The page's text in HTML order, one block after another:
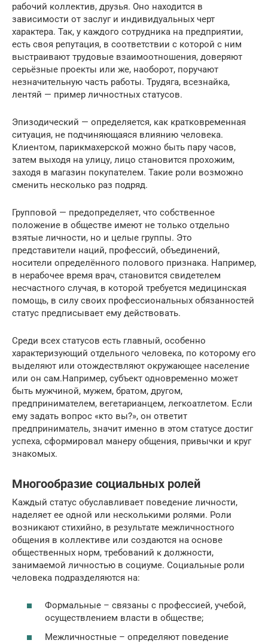
рабочий коллектив, друзья. Оно находится в
зависимости от заслуг и индивидуальных черт
характера. Так, у каждого сотрудника на предприятии,
есть своя репутация, в соответствии с которой с ним
выстраивают трудовые взаимоотношения, доверяют
серьёзные проекты или же, наоборот, поручают
незначительную часть работы. Трудяга, всезнайка,
лентяй — пример личностных статусов.
Эпизодический — определяется, как кратковременная
ситуация, не подчиняющаяся влиянию человека.
Клиентом, парикмахерской можно быть пару часов,
затем выходя на улицу, лицо становится прохожим,
заходя в магазин покупателем. Такие роли возможно
сменить несколько раз подряд.
Групповой — предопределяет, что собственное
положение в обществе имеют не только отдельно
взятые личности, но и целые группы. Это
представители наций, профессий, объединений,
носители определённого полового признака. Например,
в нерабочее время врач, становится свидетелем
несчастного случая, в которой требуется медицинская
помощь, в силу своих профессиональных обязанностей
статус предписывает ему действовать.
Среди всех статусов есть главный, особенно
характеризующий отдельного человека, по которому его
выделяют или отождествляют окружающее население
или он сам.Например, субъект одновременно может
быть мужчиной, мужем, братом, другом,
предпринимателем, вегетарианцем, легкоатлетом. Если
ему задать вопрос «кто вы?», он ответит
предприниматель, значит именно в этом статусе достиг
успеха, сформировал манеру общения, привычки и круг
знакомых.
Многообразие социальных ролей
Каждый статус обуславливает поведение личности,
наделяет ее одной или несколькими ролями. Роли
возникают стихийно, в результате межличностного
общения в коллективе или создаются на основе
общественных норм, требований к должности,
занимаемой личностью в социуме. Социальные роли
человека подразделяются на:
Формальные – связаны с профессией, учебой,
осуществлением власти в обществе;
Межличностные – определяют поведение